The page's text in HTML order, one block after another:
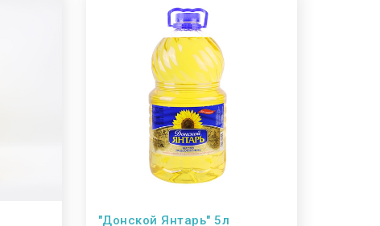
"Донской Янтарь" 5л